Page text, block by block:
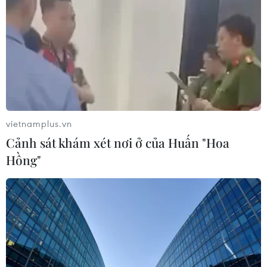
tỷ đồng
05/08/2026 06:29
Walt Disney đồng ý bán 50% cổ phần
với giá 1,2 tỷ USD
VNPT-VRG và cái “bắt tay” chiến
lược của để xây mô hình khu công
nghiệp công nghệ số
05/08/2026 02:59
VIB ra mắt One Card, mở ra bước
tiến mới về thẻ tín dụng
vietnamplus.vn
Cảnh sát khám xét nơi ở của Huấn "Hoa
Hồng"